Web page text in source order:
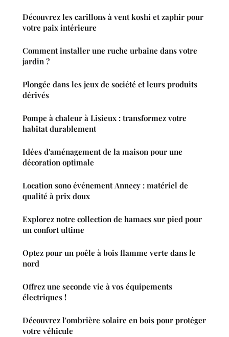
Découvrez les carillons à vent koshi et zaphir pour
votre paix intérieure
Comment installer une ruche urbaine dans votre
jardin ?
Plongée dans les jeux de société et leurs produits
dérivés
Pompe à chaleur à Lisieux : transformez votre
habitat durablement
Idées d'aménagement de la maison pour une
décoration optimale
Location sono événement Annecy : matériel de
qualité à prix doux
Explorez notre collection de hamacs sur pied pour
un confort ultime
Optez pour un poêle à bois flamme verte dans le
nord
Offrez une seconde vie à vos équipements
électriques !
Découvrez l'ombrière solaire en bois pour protéger
votre véhicule